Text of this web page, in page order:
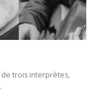
de trois interprètes,